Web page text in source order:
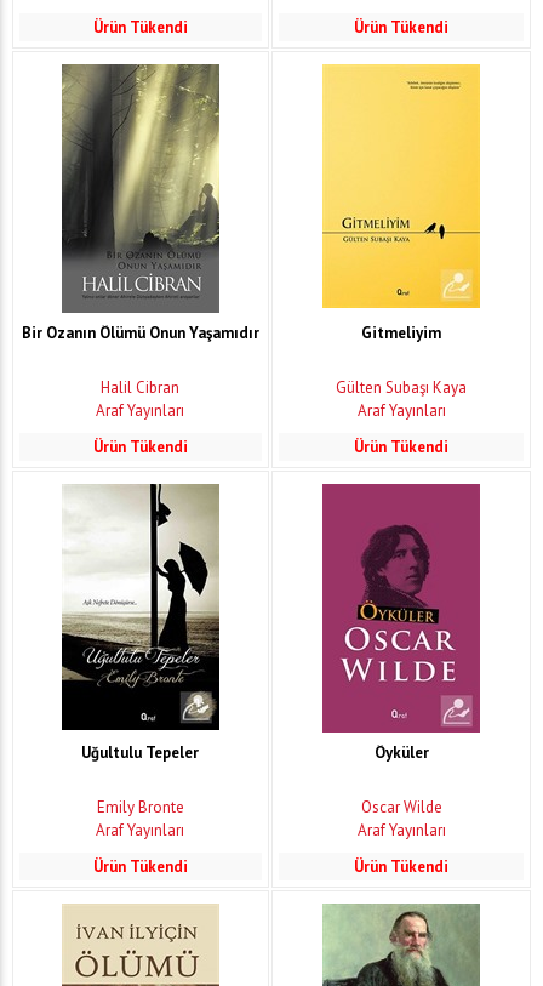
Ürün Tükendi
Ürün Tükendi
Bir Ozanın Ölümü Onun Yaşamıdır
Halil Cibran
Araf Yayınları
Ürün Tükendi
Gitmeliyim
Gülten Subaşı Kaya
Araf Yayınları
Ürün Tükendi
Uğultulu Tepeler
Emily Bronte
Araf Yayınları
Ürün Tükendi
Öyküler
Oscar Wilde
Araf Yayınları
Ürün Tükendi